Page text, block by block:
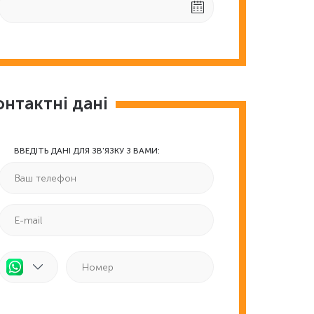
дані
ВВЕДІТЬ ДАНІ ДЛЯ ЗВ'ЯЗКУ З ВАМИ: